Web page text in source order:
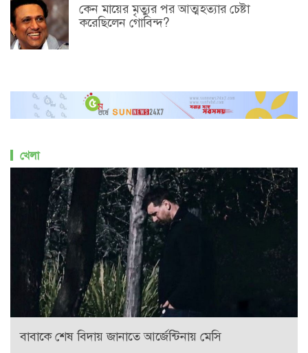
কেন মায়ের মৃত্যুর পর আত্মহত্যার চেষ্টা
করেছিলেন গোবিন্দ?
খেলা
বাবাকে শেষ বিদায় জানাতে আর্জেন্টিনায় মেসি